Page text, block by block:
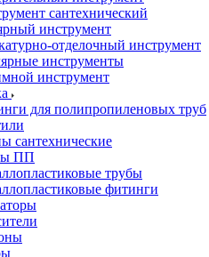
сантехнический
инструмент
отделочный инструмент
инструменты
инструмент
для полипропиленовых труб
сантехнические
ПП
трубы
фитинги